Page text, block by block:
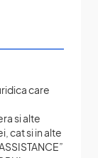
care
si alte
cat si in alte